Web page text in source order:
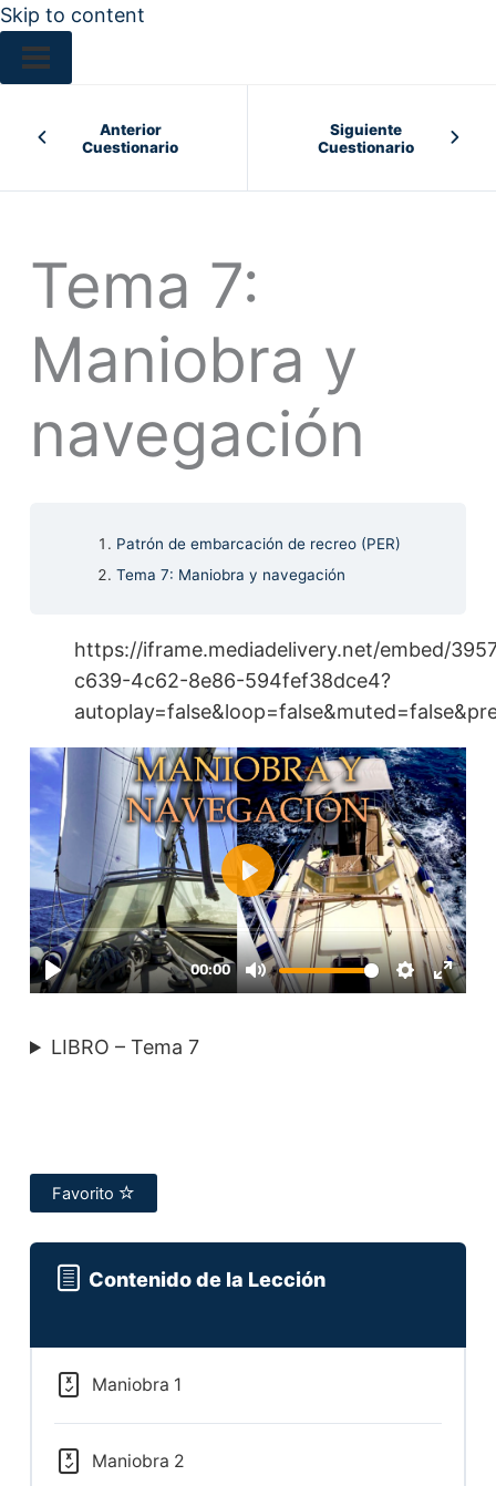
Skip to content
Anterior
Cuestionario
Siguiente
Cuestionario
Tema 7:
Maniobra y
navegación
Patrón de embarcación de recreo (PER)
Tema 7: Maniobra y navegación
https://iframe.mediadelivery.net/embed/
c639-4c62-8e86-594fef38dce4?
LIBRO – Tema 7
Favorito
Contenido de la Lección
Maniobra 1
Maniobra 2